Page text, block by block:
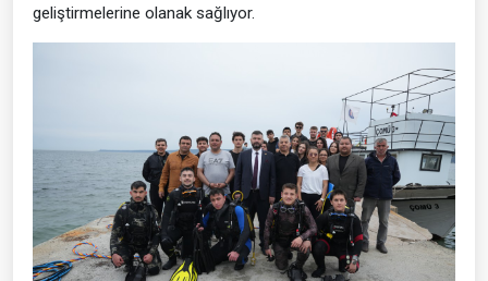
geliştirmelerine olanak sağlıyor.